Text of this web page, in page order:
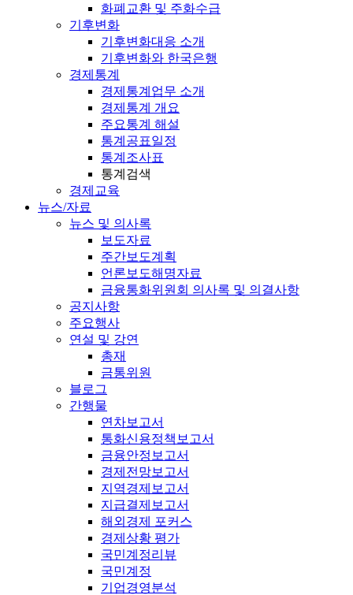
화폐교환 및 주화수급
기후변화
기후변화대응 소개
기후변화와 한국은행
경제통계
경제통계업무 소개
경제통계 개요
주요통계 해설
통계공표일정
통계조사표
통계검색
경제교육
뉴스/자료
뉴스 및 의사록
보도자료
주간보도계획
언론보도해명자료
금융통화위원회 의사록 및 의결사항
공지사항
주요행사
연설 및 강연
총재
금통위원
블로그
간행물
연차보고서
통화신용정책보고서
금융안정보고서
경제전망보고서
지역경제보고서
지급결제보고서
해외경제 포커스
경제상황 평가
국민계정리뷰
국민계정
기업경영분석